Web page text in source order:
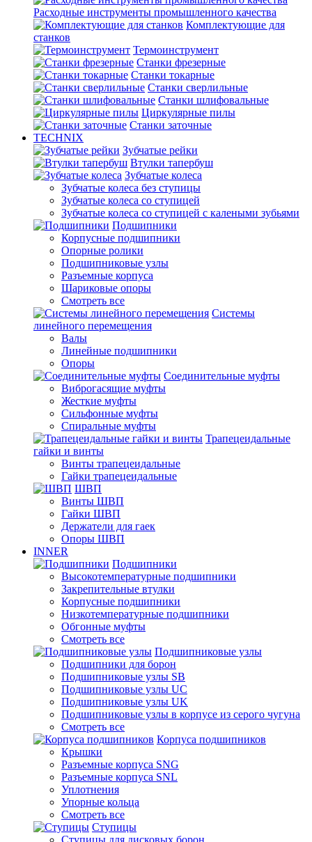
Расходные инструменты промышленного качества
Комплектующие для
станков
Термоинструмент
Станки фрезерные
Станки токарные
Станки сверлильные
Станки шлифовальные
Циркулярные пилы
Станки заточные
TECHNIX
Зубчатые рейки
Втулки тапербуш
Зубчатые колеса
Зубчатые колеса без ступицы
Зубчатые колеса со ступицей
Зубчатые колеса со ступицей с калеными зубьями
Подшипники
Корпусные подшипники
Опорные ролики
Подшипниковые узлы
Разъемные корпуса
Шариковые опоры
Смотреть все
Системы
линейного перемещения
Валы
Линейные подшипники
Опоры
Соединительные муфты
Виброгасящие муфты
Жесткие муфты
Сильфонные муфты
Спиральные муфты
Трапецеидальные
гайки и винты
Винты трапецеидальные
Гайки трапецеидальные
ШВП
Винты ШВП
Гайки ШВП
Держатели для гаек
Опоры ШВП
INNER
Подшипники
Высокотемпературные подшипники
Закрепительные втулки
Корпусные подшипники
Низкотемпературные подшипники
Обгонные муфты
Смотреть все
Подшипниковые узлы
Подшипники для борон
Подшипниковые узлы SB
Подшипниковые узлы UC
Подшипниковые узлы UK
Подшипниковые узлы в корпусе из серого чугуна
Смотреть все
Корпуса подшипников
Крышки
Разъемные корпуса SNG
Разъемные корпуса SNL
Уплотнения
Упорные кольца
Смотреть все
Ступицы
Ступицы для дисковых борон